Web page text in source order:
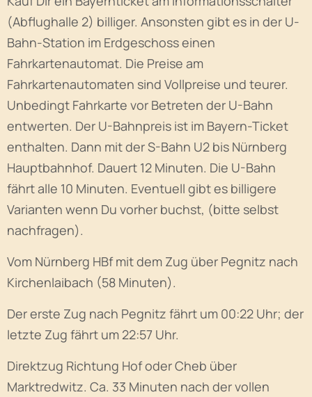
(Abflughalle 2) billiger. Ansonsten gibt es in der U-
Bahn-Station im Erdgeschoss einen
Fahrkartenautomat. Die Preise am
Fahrkartenautomaten sind Vollpreise und teurer.
Unbedingt Fahrkarte vor Betreten der U-Bahn
entwerten. Der U-Bahnpreis ist im Bayern-Ticket
enthalten. Dann mit der S-Bahn U2 bis Nürnberg
Hauptbahnhof. Dauert 12 Minuten. Die U-Bahn
fährt alle 10 Minuten. Eventuell gibt es billigere
Varianten wenn Du vorher buchst, (bitte selbst
nachfragen).
Vom Nürnberg HBf mit dem Zug über Pegnitz nach
Kirchenlaibach (58 Minuten).
Der erste Zug nach Pegnitz fährt um 00:22 Uhr; der
letzte Zug fährt um 22:57 Uhr.
Direktzug Richtung Hof oder Cheb über
Marktredwitz. Ca. 33 Minuten nach der vollen